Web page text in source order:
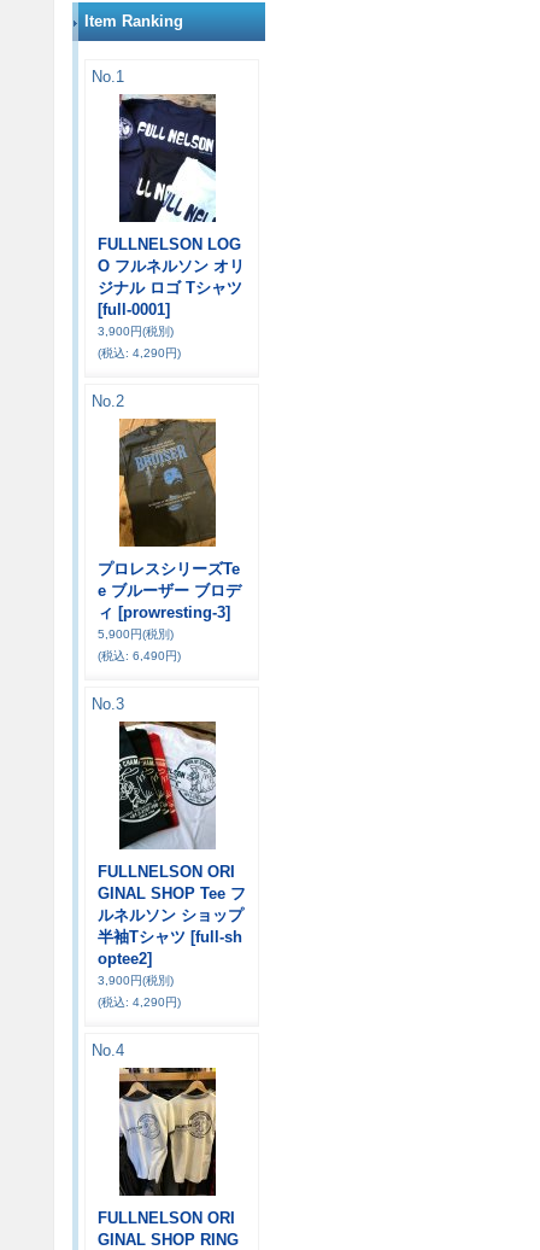
Item Ranking
No.1
FULLNELSON LOG
O フルネルソン オリ
ジナル ロゴ Tシャツ
[full-0001]
3,900円(税別)
(税込: 4,290円)
No.2
プロレスシリーズTe
e ブルーザー ブロデ
ィ [prowresting-3]
5,900円(税別)
(税込: 6,490円)
No.3
FULLNELSON ORI
GINAL SHOP Tee フ
ルネルソン ショップ
半袖Tシャツ [full-sh
optee2]
3,900円(税別)
(税込: 4,290円)
No.4
FULLNELSON ORI
GINAL SHOP RING